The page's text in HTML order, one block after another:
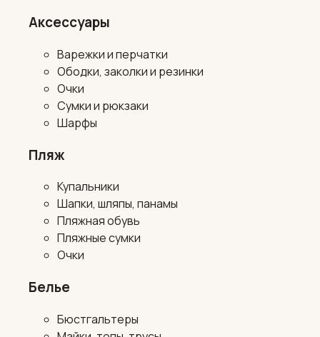
Аксессуары
Варежки и перчатки
Ободки, заколки и резинки
Очки
Сумки и рюкзаки
Шарфы
Пляж
Купальники
Шапки, шляпы, панамы
Пляжная обувь
Пляжные сумки
Очки
Белье
Бюстгальтеры